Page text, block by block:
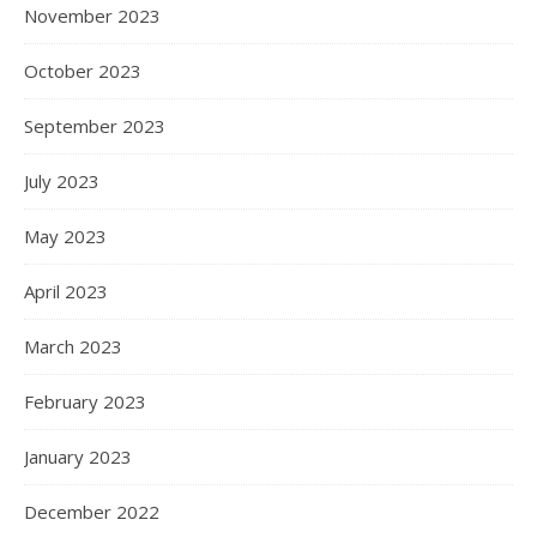
November 2023
October 2023
September 2023
July 2023
May 2023
April 2023
March 2023
February 2023
January 2023
December 2022